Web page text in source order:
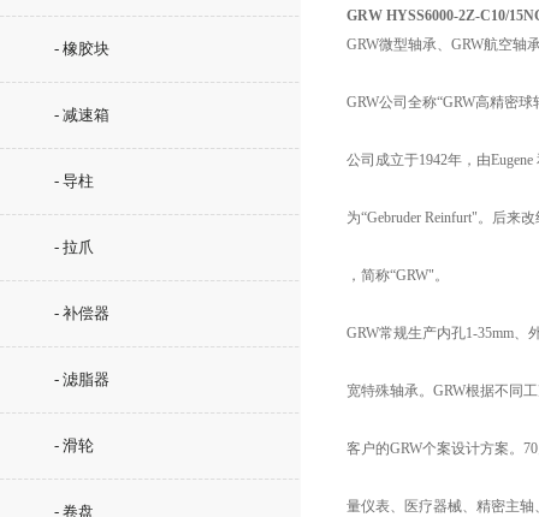
- 橡胶块
- 减速箱
- 导柱
- 拉爪
- 补偿器
- 滤脂器
- 滑轮
- 卷盘
GRW HYSS6000-2Z-C10/
GRW微型轴承、GRW航空轴
GRW公司全称“GRW高精密
公司成立于1942年，由
为“Gebruder Reinfurt"。后来
，简称“GRW"。
GRW常规生产内孔1-35mm、
宽特殊轴承。GRW根据不同
客户的GRW个案设计方案。
量仪表、医疗器械、精密主